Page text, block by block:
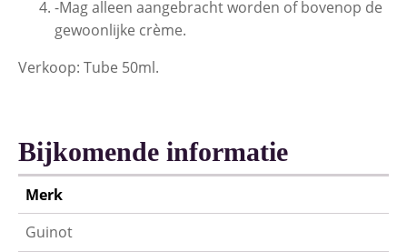
-Mag alleen aangebracht worden of bovenop de
gewoonlijke crème.
Verkoop: Tube 50ml.
Bijkomende informatie
Merk
Guinot